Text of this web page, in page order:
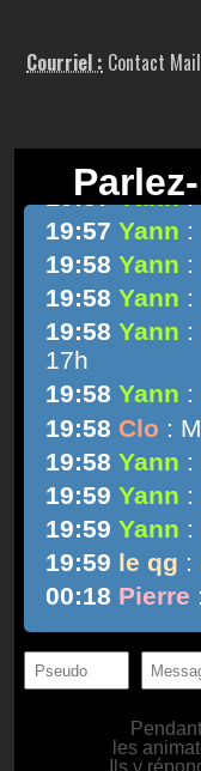
Courriel : Contact Mail